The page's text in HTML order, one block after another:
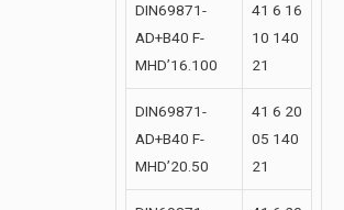
DIN69871-
AD+B40 F-
MHD’16.100
41 6 16
10 140
21
DIN69871-
AD+B40 F-
MHD’20.50
41 6 20
05 140
21